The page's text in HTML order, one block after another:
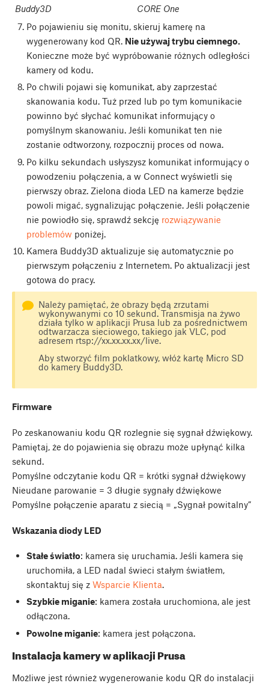
Buddy3D
CORE One
Po pojawieniu się monitu, skieruj kamerę na
wygenerowany kod QR. Nie używaj trybu ciemnego.
Konieczne może być wypróbowanie różnych odległości
kamery od kodu.
Po chwili pojawi się komunikat, aby zaprzestać
skanowania kodu. Tuż przed lub po tym komunikacie
powinno być słychać komunikat informujący o
pomyślnym skanowaniu. Jeśli komunikat ten nie
zostanie odtworzony, rozpocznij proces od nowa.
Po kilku sekundach usłyszysz komunikat informujący o
powodzeniu połączenia, a w Connect wyświetli się
pierwszy obraz. Zielona dioda LED na kamerze będzie
powoli migać, sygnalizując połączenie. Jeśli połączenie
nie powiodło się, sprawdź sekcję rozwiązywanie
problemów poniżej.
Kamera Buddy3D aktualizuje się automatycznie po
pierwszym połączeniu z Internetem. Po aktualizacji jest
gotowa do pracy.
Należy pamiętać, że obrazy będą zrzutami
wykonywanymi co 10 sekund. Transmisja na żywo
działa tylko w aplikacji Prusa lub za pośrednictwem
odtwarzacza sieciowego, takiego jak VLC, pod
adresem rtsp://xx.xx.xx.xx/live.
Aby stworzyć film poklatkowy, włóż kartę Micro SD
do kamery Buddy3D.
Firmware
Po zeskanowaniu kodu QR rozlegnie się sygnał dźwiękowy.
Pamiętaj, że do pojawienia się obrazu może upłynąć kilka
sekund.
Pomyślne odczytanie kodu QR = krótki sygnał dźwiękowy
Nieudane parowanie = 3 długie sygnały dźwiękowe
Pomyślne połączenie aparatu z siecią = „Sygnał powitalny”
Wskazania diody LED
Stałe światło: kamera się uruchamia. Jeśli kamera się
uruchomiła, a LED nadal świeci stałym światłem,
skontaktuj się z Wsparcie Klienta.
Szybkie miganie: kamera została uruchomiona, ale jest
odłączona.
Powolne miganie: kamera jest połączona.
Instalacja kamery w aplikacji Prusa
Możliwe jest również wygenerowanie kodu QR do instalacji